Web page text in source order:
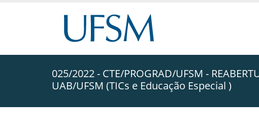
025/2022 - CTE/PROGRAD/UFSM -
UAB/UFSM (TICs e Educação Especial )